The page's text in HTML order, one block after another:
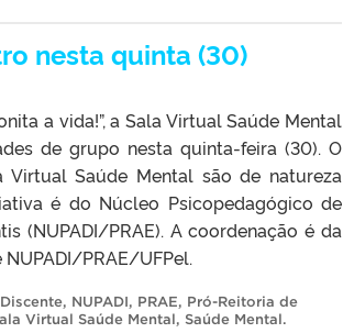
nesta quinta (30)
a vida!”, a Sala Virtual Saúde Mental
de grupo nesta quinta-feira (30). O
Saúde Mental são de natureza
é do Núcleo Psicopedagógico de
(NUPADI/PRAE). A coordenação é da
PRAE/UFPel.
, NUPADI, PRAE, Pró-Reitoria de
Virtual Saúde Mental, Saúde Mental.